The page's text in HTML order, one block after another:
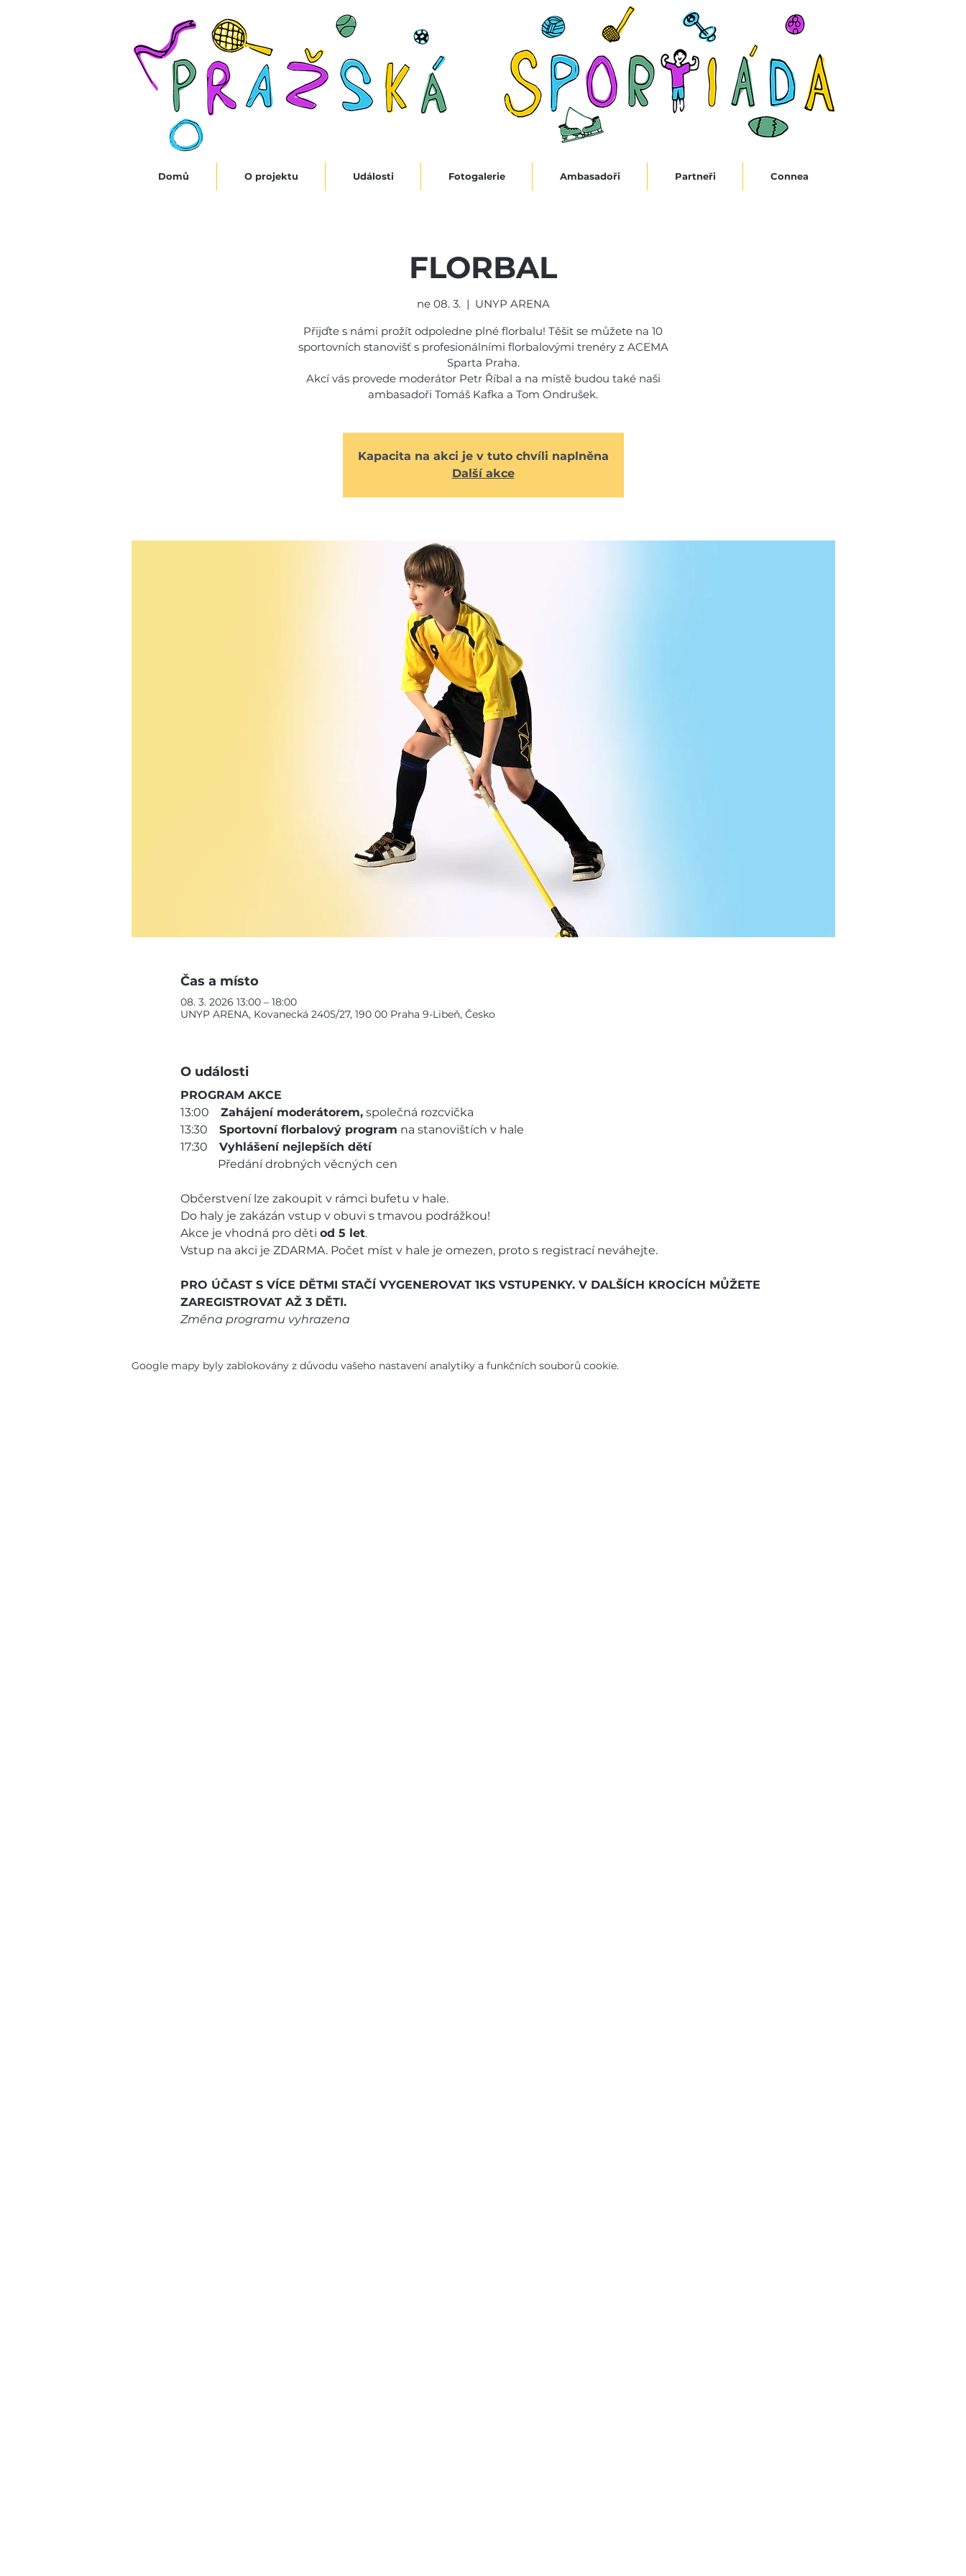
Domů O projektu Události Fotogalerie Ambasadoři Partneři Connea
FLORBAL
ne 08. 3.
  |
UNYP ARENA
Přijďte s námi prožít odpoledne plné florbalu! Těšit se můžete na 10
sportovních stanovišť s profesionálními florbalovými trenéry z ACEMA
Sparta Praha.
Akcí vás provede moderátor Petr Říbal a na místě budou také naši
ambasadoři Tomáš Kafka a Tom Ondrušek.
Kapacita na akci je v tuto chvíli naplněna
Další akce
Čas a místo
08. 3. 2026 13:00 – 18:00
UNYP ARENA, Kovanecká 2405/27, 190 00 Praha 9-Libeň, Česko
O události
PROGRAM AKCE
13:00 Zahájení moderátorem, společná rozcvička
13:30 Sportovní florbalový program na stanovištích v hale
17:30 Vyhlášení nejlepších dětí
Předání drobných věcných cen
Občerstvení lze zakoupit v rámci bufetu v hale.
Do haly je zakázán vstup v obuvi s tmavou podrážkou!
Akce je vhodná pro děti od 5 let.
Vstup na akci je ZDARMA. Počet míst v hale je omezen, proto s registrací neváhejte.
PRO ÚČAST S VÍCE DĚTMI STAČÍ VYGENEROVAT 1KS VSTUPENKY. V DALŠÍCH KROCÍCH MŮŽETE
ZAREGISTROVAT AŽ 3 DĚTI.
Změna programu vyhrazena
Google mapy byly zablokovány z důvodu vašeho nastavení analytiky a funkčních souborů cookie.